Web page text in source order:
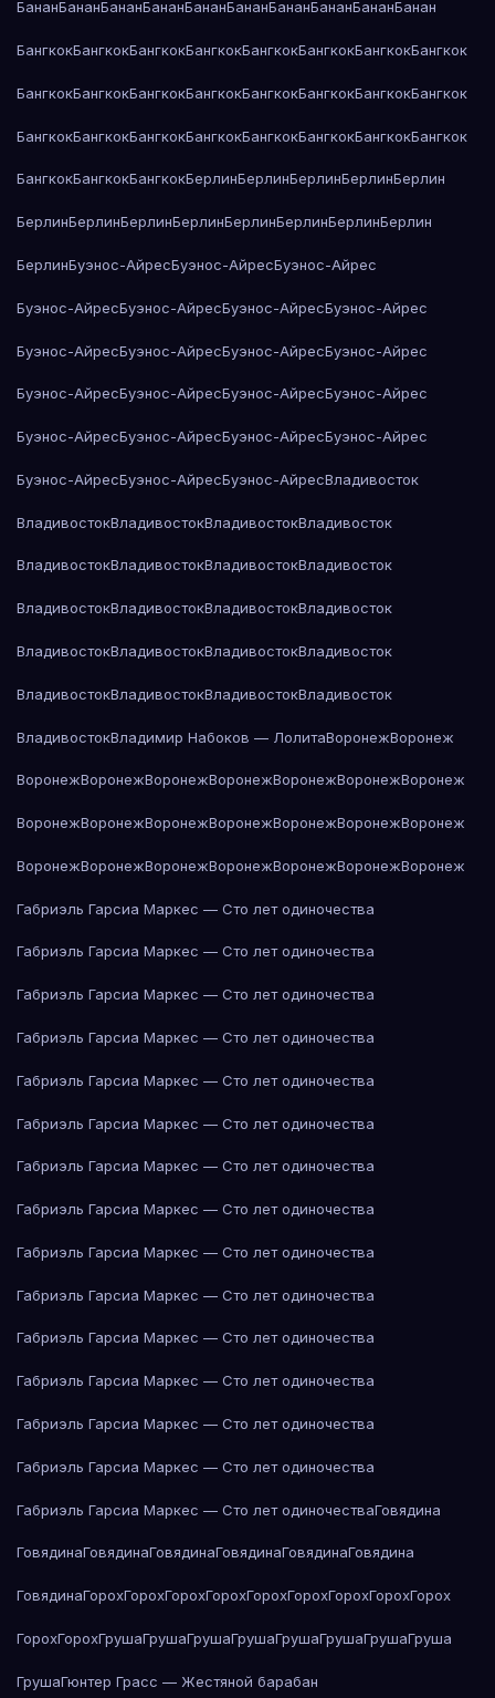
БананБананБананБананБананБананБананБананБананБанан
БангкокБангкокБангкокБангкокБангкокБангкокБангкокБангкок
БангкокБангкокБангкокБангкокБангкокБангкокБангкокБангкок
БангкокБангкокБангкокБангкокБангкокБангкокБангкокБангкок
БангкокБангкокБангкокБерлинБерлинБерлинБерлинБерлин
БерлинБерлинБерлинБерлинБерлинБерлинБерлинБерлин
БерлинБуэнос-АйресБуэнос-АйресБуэнос-Айрес
Буэнос-АйресБуэнос-АйресБуэнос-АйресБуэнос-Айрес
Буэнос-АйресБуэнос-АйресБуэнос-АйресБуэнос-Айрес
Буэнос-АйресБуэнос-АйресБуэнос-АйресБуэнос-Айрес
Буэнос-АйресБуэнос-АйресБуэнос-АйресБуэнос-Айрес
Буэнос-АйресБуэнос-АйресБуэнос-АйресВладивосток
ВладивостокВладивостокВладивостокВладивосток
ВладивостокВладивостокВладивостокВладивосток
ВладивостокВладивостокВладивостокВладивосток
ВладивостокВладивостокВладивостокВладивосток
ВладивостокВладивостокВладивостокВладивосток
ВладивостокВладимир Набоков — ЛолитаВоронежВоронеж
ВоронежВоронежВоронежВоронежВоронежВоронежВоронеж
ВоронежВоронежВоронежВоронежВоронежВоронежВоронеж
ВоронежВоронежВоронежВоронежВоронежВоронежВоронеж
Габриэль Гарсиа Маркес — Сто лет одиночества
Габриэль Гарсиа Маркес — Сто лет одиночества
Габриэль Гарсиа Маркес — Сто лет одиночества
Габриэль Гарсиа Маркес — Сто лет одиночества
Габриэль Гарсиа Маркес — Сто лет одиночества
Габриэль Гарсиа Маркес — Сто лет одиночества
Габриэль Гарсиа Маркес — Сто лет одиночества
Габриэль Гарсиа Маркес — Сто лет одиночества
Габриэль Гарсиа Маркес — Сто лет одиночества
Габриэль Гарсиа Маркес — Сто лет одиночества
Габриэль Гарсиа Маркес — Сто лет одиночества
Габриэль Гарсиа Маркес — Сто лет одиночества
Габриэль Гарсиа Маркес — Сто лет одиночества
Габриэль Гарсиа Маркес — Сто лет одиночества
Габриэль Гарсиа Маркес — Сто лет одиночестваГовядина
ГовядинаГовядинаГовядинаГовядинаГовядинаГовядина
ГовядинаГорохГорохГорохГорохГорохГорохГорохГорохГорох
ГорохГорохГрушаГрушаГрушаГрушаГрушаГрушаГрушаГруша
ГрушаГюнтер Грасс — Жестяной барабан